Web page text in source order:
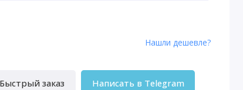
Быстрый заказ Написать в Telegram
Нашли дешевле?